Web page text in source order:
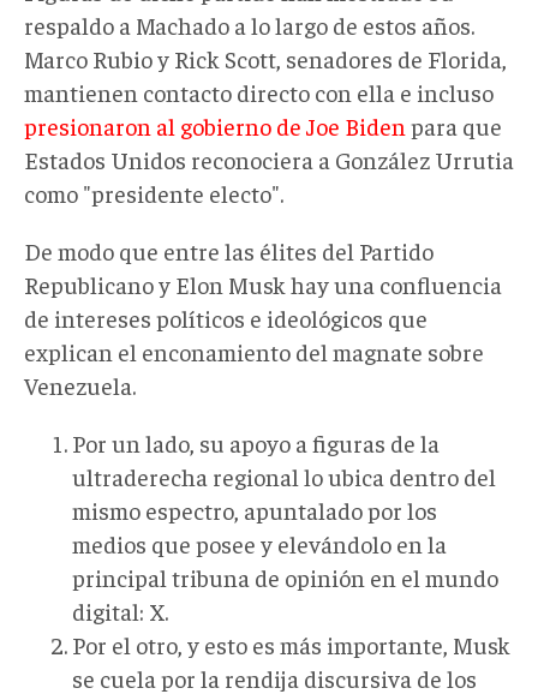
respaldo a Machado a lo largo de estos años.
Marco Rubio y Rick Scott, senadores de Florida,
mantienen contacto directo con ella e incluso
presionaron al gobierno de Joe Biden para que
Estados Unidos reconociera a González Urrutia
como "presidente electo".
De modo que entre las élites del Partido
Republicano y Elon Musk hay una confluencia
de intereses políticos e ideológicos que
explican el enconamiento del magnate sobre
Venezuela.
Por un lado, su apoyo a figuras de la
ultraderecha regional lo ubica dentro del
mismo espectro, apuntalado por los
medios que posee y elevándolo en la
principal tribuna de opinión en el mundo
digital: X.
Por el otro, y esto es más importante, Musk
se cuela por la rendija discursiva de los